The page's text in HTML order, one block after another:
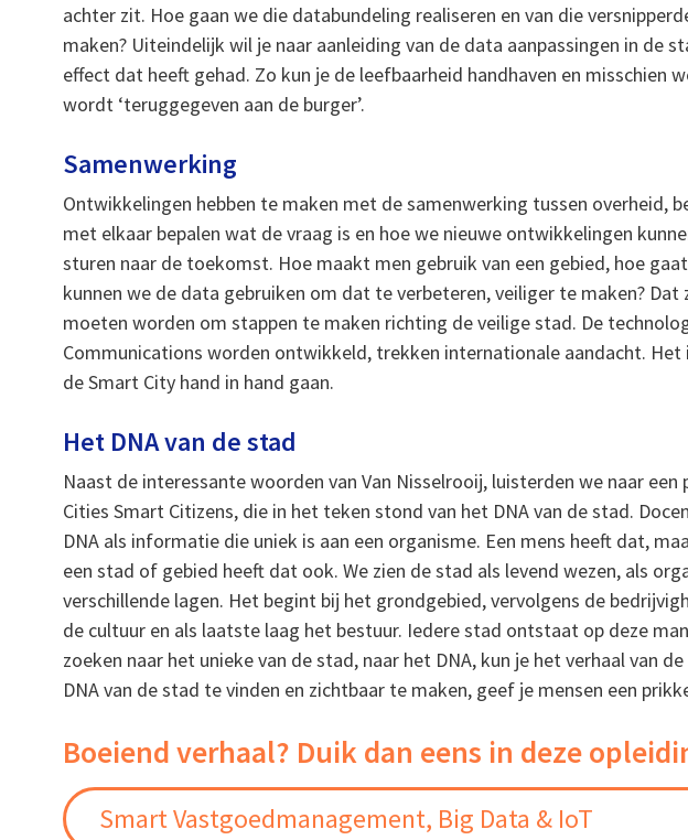
achter zit. Hoe gaan we die databundeling realiseren en van die
maken? Uiteindelijk wil je naar aanleiding van de data aanpassingen in de
effect dat heeft gehad. Zo kun je de leefbaarheid handhaven en misschien
wordt ‘teruggegeven aan de burger’.
Samenwerking
Ontwikkelingen hebben te maken met de samenwerking tussen overheid,
met elkaar bepalen wat de vraag is en hoe we nieuwe ontwikkelingen
sturen naar de toekomst. Hoe maakt men gebruik van een gebied, hoe
kunnen we de data gebruiken om dat te verbeteren, veiliger te maken?
moeten worden om stappen te maken richting de veilige stad. De
Communications worden ontwikkeld, trekken internationale aandacht.
de Smart City hand in hand gaan.
Het DNA van de stad
Naast de interessante woorden van Van Nisselrooij, luisterden we naar
Cities Smart Citizens, die in het teken stond van het DNA van de stad.
DNA als informatie die uniek is aan een organisme. Een mens heeft dat,
een stad of gebied heeft dat ook. We zien de stad als levend wezen, als
verschillende lagen. Het begint bij het grondgebied, vervolgens de
de cultuur en als laatste laag het bestuur. Iedere stad ontstaat op deze
zoeken naar het unieke van de stad, naar het DNA, kun je het verhaal van
DNA van de stad te vinden en zichtbaar te maken, geef je mensen een
Boeiend verhaal? Duik dan eens in deze
Smart Vastgoedmanagement, Big Data & IoT